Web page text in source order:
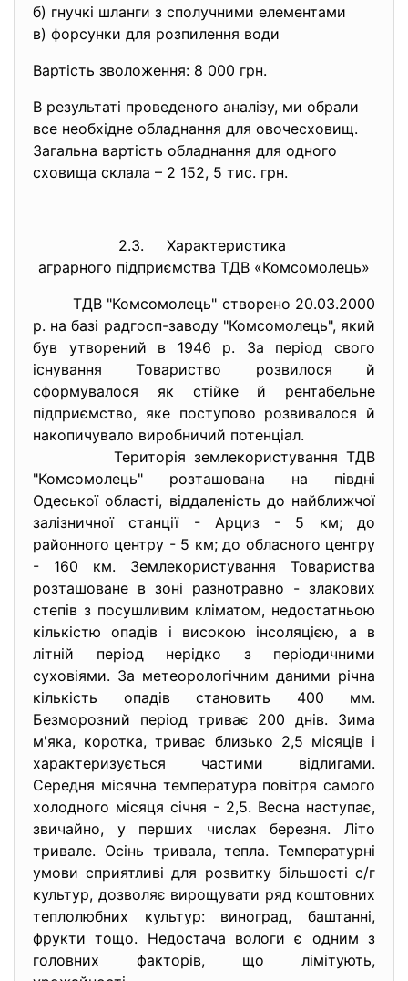
б) гнучкі шланги з сполучними елементами
в) форсунки для розпилення води
Вартість зволоження: 8 000 грн.
В результаті проведеного аналізу, ми обрали
все необхідне обладнання для овочесховищ.
Загальна вартість обладнання для одного
сховища склала – 2 152, 5 тис. грн.
2.3. Характеристика
аграрного підприємства ТДВ «Комсомолець»
ТДВ "Комсомолець" створено 20.03.2000
р. на базі радгосп-заводу "Комсомолець", який
був утворений в 1946 р. За період свого
існування Товариство розвилося й
сформувалося як стійке й рентабельне
підприємство, яке поступово розвивалося й
накопичувало виробничий потенціал.
Територія землекористування ТДВ
"Комсомолець" розташована на півдні
Одеської області, віддаленість до найближчої
залізничної станції - Арциз - 5 км; до
районного центру - 5 км; до обласного центру
- 160 км. Землекористування Товариства
розташоване в зоні разнотравно - злакових
степів з посушливим кліматом, недостатньою
кількістю опадів і високою інсоляцією, а в
літній період нерідко з періодичними
суховіями. За метеорологічним даними річна
кількість опадів становить 400 мм.
Безморозний період триває 200 днів. Зима
м'яка, коротка, триває близько 2,5 місяців і
характеризується частими відлигами.
Середня місячна температура повітря самого
холодного місяця січня - 2,5. Весна наступає,
звичайно, у перших числах березня. Літо
тривале. Осінь тривала, тепла. Температурні
умови сприятливі для розвитку більшості с/г
культур, дозволяє вирощувати ряд коштовних
теплолюбних культур: виноград, баштанні,
фрукти тощо. Недостача вологи є одним з
головних факторів, що лімітують,